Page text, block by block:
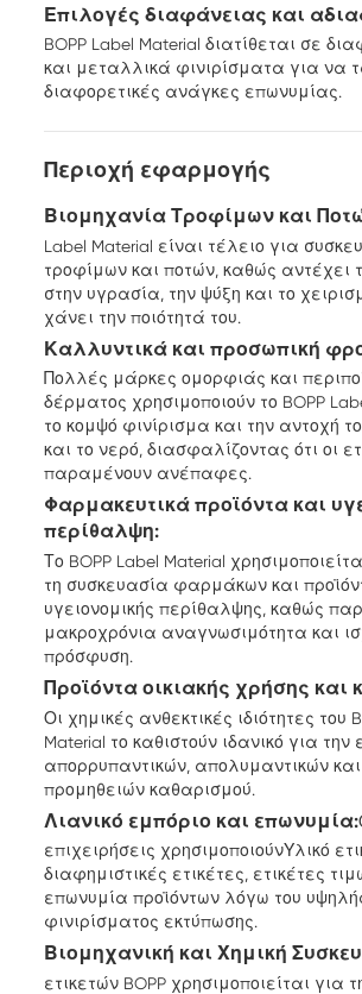
Επιλογές διαφάνειας και
BOPP Label Material διατίθεται σε
και μεταλλικά φινιρίσματα για να
διαφορετικές ανάγκες επωνυμίας.
Περιοχή εφαρμογής
Βιομηχανία Τροφίμων και
Label Material είναι τέλειο για
τροφίμων και ποτών, καθώς αντέχει
στην υγρασία, την ψύξη και το
χάνει την ποιότητά του.
Καλλυντικά και προσωπική
Πολλές μάρκες ομορφιάς και
δέρματος χρησιμοποιούν το BOPP
το κομψό φινίρισμα και την αντοχή
και το νερό, διασφαλίζοντας ότι οι
παραμένουν ανέπαφες.
Φαρμακευτικά προϊόντα και
περίθαλψη:
Το BOPP Label Material
τη συσκευασία φαρμάκων και
υγειονομικής περίθαλψης, καθώς
μακροχρόνια αναγνωσιμότητα και
πρόσφυση.
Προϊόντα οικιακής χρήσης και
Οι χημικές ανθεκτικές ιδιότητες του
Material το καθιστούν ιδανικό για την
απορρυπαντικών, απολυμαντικών
προμηθειών καθαρισμού.
Λιανικό εμπόριο και επωνυμία:
επιχειρήσεις χρησιμοποιούνΥλικό
διαφημιστικές ετικέτες, ετικέτες
επωνυμία προϊόντων λόγω του
φινιρίσματος εκτύπωσης.
Βιομηχανική και Χημική
ετικετών BOPP χρησιμοποιείται για